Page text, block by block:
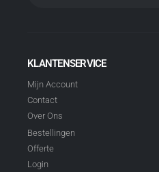
KLANTENSERVICE
Mijn Account
Contact
Over Ons
Bestellingen
Offerte
Login